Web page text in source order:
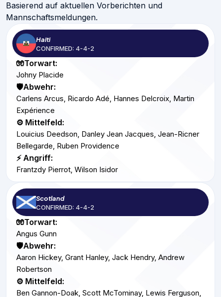
Basierend auf aktuellen Vorberichten und
Mannschaftsmeldungen.
Haiti
CONFIRMED: 4-4-2
🧤Torwart:
Johny Placide
🛡️Abwehr:
Carlens Arcus, Ricardo Adé, Hannes Delcroix, Martin
Expérience
⚙️ Mittelfeld:
Louicius Deedson, Danley Jean Jacques, Jean-Ricner
Bellegarde, Ruben Providence
⚡ Angriff:
Frantzdy Pierrot, Wilson Isidor
Scotland
CONFIRMED: 4-4-2
🧤Torwart:
Angus Gunn
🛡️Abwehr:
Aaron Hickey, Grant Hanley, Jack Hendry, Andrew
Robertson
⚙️ Mittelfeld:
Ben Gannon-Doak, Scott McTominay, Lewis Ferguson,